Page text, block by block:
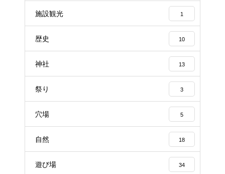
施設観光 1
歴史 10
神社 13
祭り 3
穴場 5
自然 18
遊び場 34